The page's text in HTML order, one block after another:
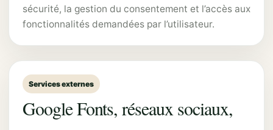
sécurité, la gestion du consentement et l’accès aux
fonctionnalités demandées par l’utilisateur.
Services externes
Google Fonts, réseaux sociaux,